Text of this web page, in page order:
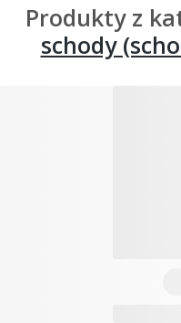
Produkty z
schody